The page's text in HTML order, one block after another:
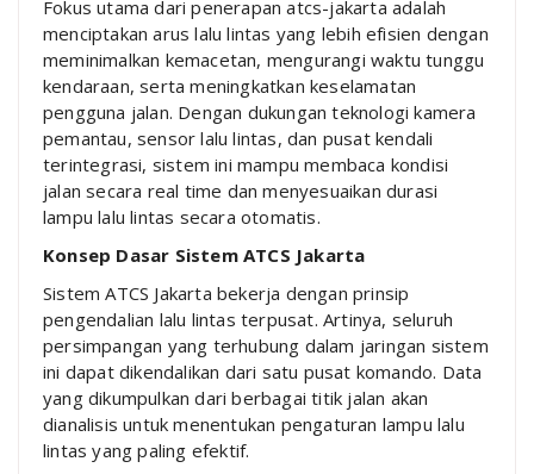
Fokus utama dari penerapan atcs-jakarta adalah
menciptakan arus lalu lintas yang lebih efisien dengan
meminimalkan kemacetan, mengurangi waktu tunggu
kendaraan, serta meningkatkan keselamatan
pengguna jalan. Dengan dukungan teknologi kamera
pemantau, sensor lalu lintas, dan pusat kendali
terintegrasi, sistem ini mampu membaca kondisi
jalan secara real time dan menyesuaikan durasi
lampu lalu lintas secara otomatis.
Konsep Dasar Sistem ATCS Jakarta
Sistem ATCS Jakarta bekerja dengan prinsip
pengendalian lalu lintas terpusat. Artinya, seluruh
persimpangan yang terhubung dalam jaringan sistem
ini dapat dikendalikan dari satu pusat komando. Data
yang dikumpulkan dari berbagai titik jalan akan
dianalisis untuk menentukan pengaturan lampu lalu
lintas yang paling efektif.